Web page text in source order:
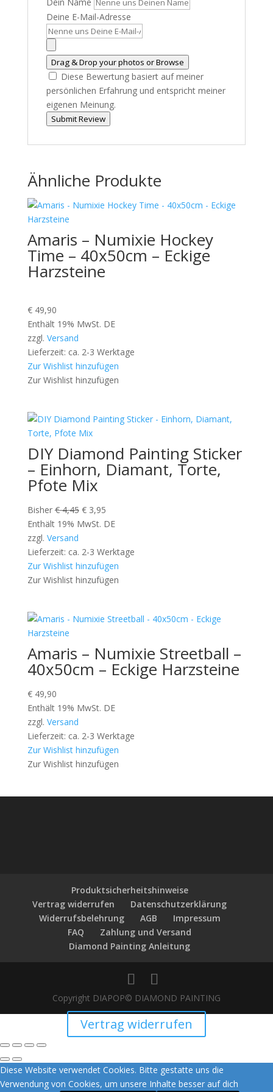
Deine E-Mail-Adresse
Drag & Drop your photos orBrowse
Diese Bewertung basiert auf meiner
persönlichen Erfahrung und entspricht meiner
eigenen Meinung.
Submit Review
Ähnliche Produkte
Amaris – Numixie Hockey
Time – 40x50cm – Eckige
Harzsteine
€49,90
Enthält 19% MwSt. DE
zzgl. Versand
Lieferzeit: ca. 2-3 Werktage
Zur Wishlist hinzufügen
Zur Wishlist hinzufügen
DIY Diamond Painting Sticker
– Einhorn, Diamant, Torte,
Pfote Mix
Bisher €4,45 Ursprünglicher
Preis
€ 4,45
€3,95Aktueller
Preis
€ 3,95.
Enthält 19% MwSt. DE
zzgl. Versand
Lieferzeit: ca. 2-3 Werktage
Zur Wishlist hinzufügen
Zur Wishlist hinzufügen
Amaris – Numixie Streetball –
40x50cm – Eckige Harzsteine
€49,90
Enthält 19% MwSt. DE
zzgl. Versand
Lieferzeit: ca. 2-3 Werktage
Zur Wishlist hinzufügen
Zur Wishlist hinzufügen
Produktsicherheitshinweise
Vertrag widerrufen
Datenschutzerklärung
Widerrufsbelehrung
AGB
Impressum
FAQ
Zahlung und Versand
Diamond Painting Anleitung
Copyright DIAPOP© DIAMOND PAINTING
Vertrag widerrufen
Diese Website verwendet Cookies. Bitte gestatte uns die
Verwendung von Cookies, um unsere Inhalte besser auf dich